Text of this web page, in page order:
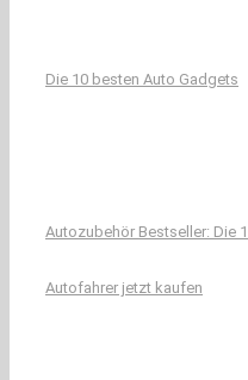
Die 10 besten Auto Gadgets
Autozubehör Bestseller: Die
Autofahrer jetzt kaufen